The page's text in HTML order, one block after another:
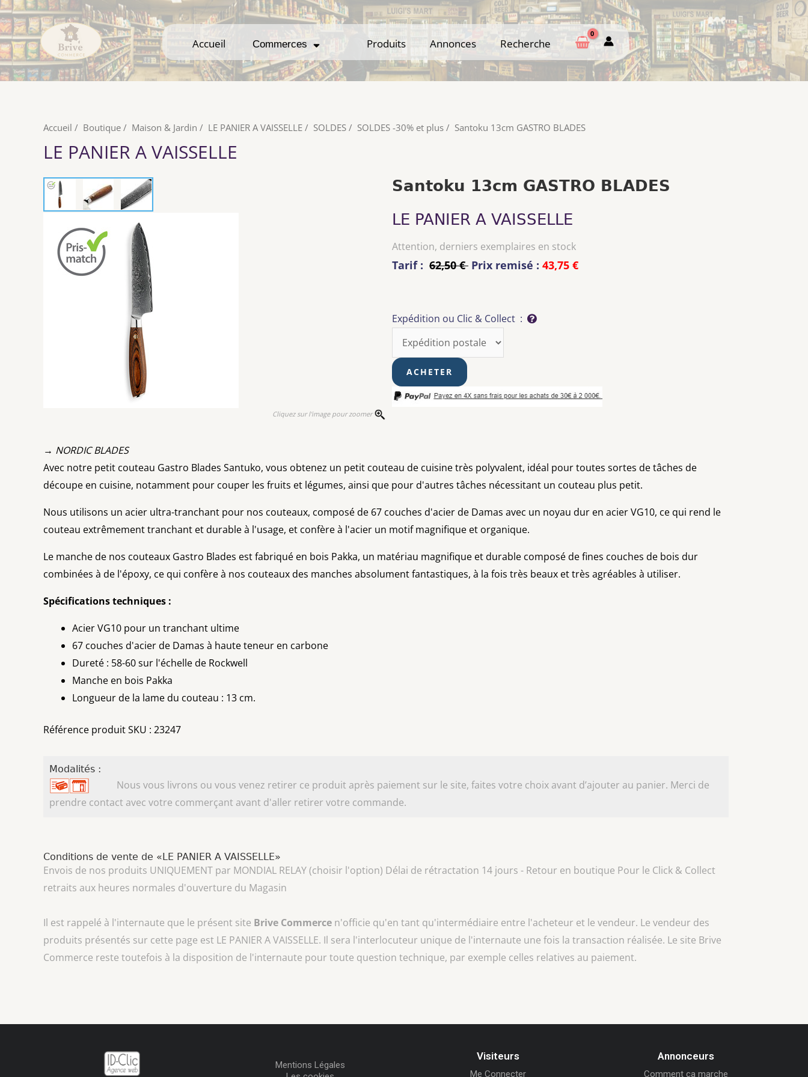
Accueil Commerces Produits Annonces Recherche
Accueil Commerces Produits Annonces Recherche
Accueil / Boutique / Maison & Jardin / LE PANIER A VAISSELLE / SOLDES / SOLDES -30% et plus / Santoku 13cm GASTRO BLADES
LE PANIER A VAISSELLE
Cliquez sur l'image pour zoomer
Santoku 13cm GASTRO BLADES
LE PANIER A VAISSELLE
Attention, derniers exemplaires en stock
Tarif : 62,50 € Prix remisé : 43,75 €
Expédition ou Clic & Collect :
→ NORDIC BLADES
Avec notre petit couteau Gastro Blades Santuko, vous obtenez un petit couteau de cuisine très polyvalent, idéal pour toutes sortes de tâches de
découpe en cuisine, notamment pour couper les fruits et légumes, ainsi que pour d'autres tâches nécessitant un couteau plus petit.
Nous utilisons un acier ultra-tranchant pour nos couteaux, composé de 67 couches d'acier de Damas avec un noyau dur en acier VG10, ce qui rend le
couteau extrêmement tranchant et durable à l'usage, et confère à l'acier un motif magnifique et organique.
Le manche de nos couteaux Gastro Blades est fabriqué en bois Pakka, un matériau magnifique et durable composé de fines couches de bois dur
combinées à de l'époxy, ce qui confère à nos couteaux des manches absolument fantastiques, à la fois très beaux et très agréables à utiliser.
Spécifications techniques :
Acier VG10 pour un tranchant ultime
67 couches d'acier de Damas à haute teneur en carbone
Dureté : 58-60 sur l'échelle de Rockwell
Manche en bois Pakka
Longueur de la lame du couteau : 13 cm.
Référence produit SKU : 23247
Modalités :
Nous vous livrons ou vous venez retirer ce produit après paiement sur le site, faites votre choix avant d’ajouter au panier. Merci de
prendre contact avec votre commerçant avant d'aller retirer votre commande.
Conditions de vente de «LE PANIER A VAISSELLE»
Envois de nos produits UNIQUEMENT par MONDIAL RELAY (choisir l'option) Délai de rétractation 14 jours - Retour en boutique Pour le Click & Collect
retraits aux heures normales d'ouverture du Magasin
Il est rappelé à l'internaute que le présent site Brive Commerce n'officie qu'en tant qu'intermédiaire entre l'acheteur et le vendeur. Le vendeur des
produits présentés sur cette page est LE PANIER A VAISSELLE. Il sera l'interlocuteur unique de l'internaute une fois la transaction réalisée. Le site Brive
Commerce reste toutefois à la disposition de l'internaute pour toute question technique, par exemple celles relatives au paiement.
Mentions Légales
Visiteurs
Me Connecter
Annonceurs
Comment ça marche